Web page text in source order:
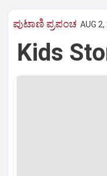
ಪುಟಾಣಿ ಪ್ರಪಂಚ AUG
Kids